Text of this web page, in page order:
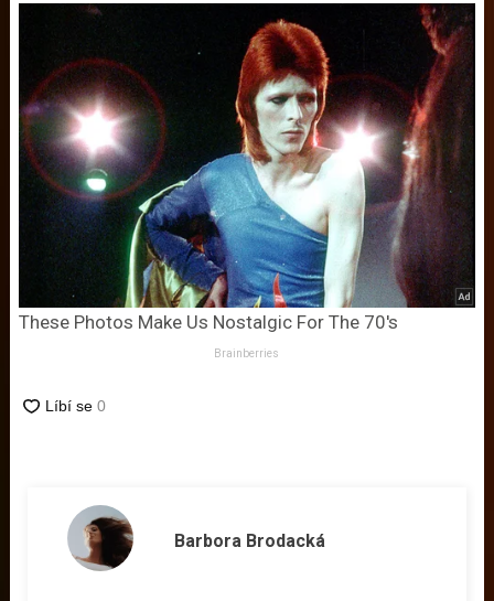
These Photos Make Us Nostalgic For The 70's
Brainberries
Barbora Brodacká